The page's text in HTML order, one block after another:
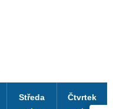
Středa Čtvrtek